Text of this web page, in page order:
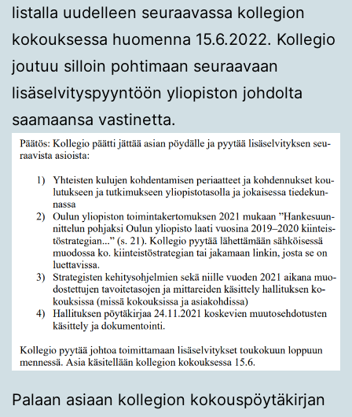
listalla uudelleen seuraavassa kollegion
kokouksessa huomenna 15.6.2022. Kollegio
joutuu silloin pohtimaan seuraavaan
lisäselvityspyyntöön yliopiston johdolta
saamaansa vastinetta.
Palaan asiaan kollegion kokouspöytäkirjan